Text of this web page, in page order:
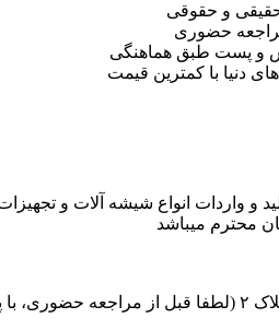
و حقوقی
حضوری
و پست طبق هماهنگی
دنیا با کمترین قیمت
واردات انواع شیشه آلات و تجهیزات
محترم میباشد